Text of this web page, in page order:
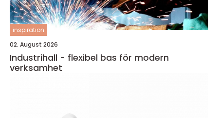
inspiration
02. August 2026
Industrihall - flexibel bas för modern
verksamhet